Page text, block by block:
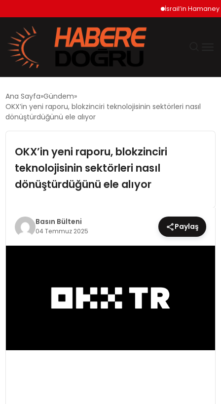
İsrail’in Hamaney
EKONOMİ
DÜNYA
TEKNOLOJİ
SPOR
EĞİTİM
Ana Sayfa Gündem
OKX’in yeni raporu, blokzinciri teknolojisinin sektörleri nasıl
dönüştürdüğünü ele alıyor
OKX’in yeni raporu, blokzinciri
teknolojisinin sektörleri nasıl
dönüştürdüğünü ele alıyor
Basın Bülteni
04 Temmuz 2025 Paylaş